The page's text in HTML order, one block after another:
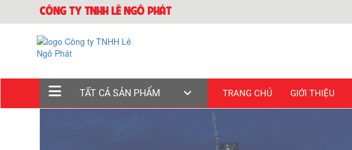
CÔNG TY TNHH LÊ NGÔ PHÁT
TẤT CẢ SẢN PHẨM TRANG CHỦ GIỚI THIỆU